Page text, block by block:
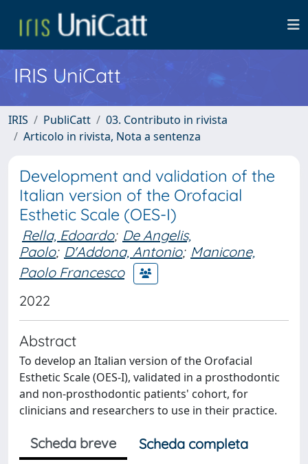
IRIS UniCatt
IRIS PubliCatt
03. Contributo in rivista
Articolo in rivista, Nota a sentenza
Development and validation of the
Italian version of the Orofacial
Esthetic Scale (OES-I)
Rella, Edoardo; De Angelis,
Paolo; D'Addona, Antonio; Manicone,
Paolo Francesco
2022
Abstract
To develop an Italian version of the Orofacial
Esthetic Scale (OES-I), validated in a prosthodontic
and non-prosthodontic patients' cohort, for
clinicians and researchers to use in their practice.
Scheda breve
Scheda completa